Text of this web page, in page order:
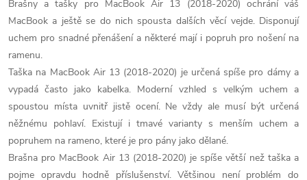
v
l
á
d
a
c
í
Brašny a tašky pro MacBook Air 13 (2018-2020) ochrání váš
MacBook a ještě se do nich spousta dalších věcí vejde. Disponují
uchem pro snadné přenášení a některé mají i popruh pro nošení na
ramenu.
Taška na MacBook Air 13 (2018-2020) je určená spíše pro dámy a
vypadá často jako kabelka. Moderní vzhled s velkým uchem a
spoustou místa uvnitř jistě ocení. Ne vždy ale musí být určená
něžnému pohlaví. Existují i tmavé varianty s menším uchem a
popruhem na rameno, které je pro pány jako dělané.
Brašna pro MacBook Air 13 (2018-2020) je spíše větší než taška a
pojme opravdu hodně příslušenství. Většinou není problém do